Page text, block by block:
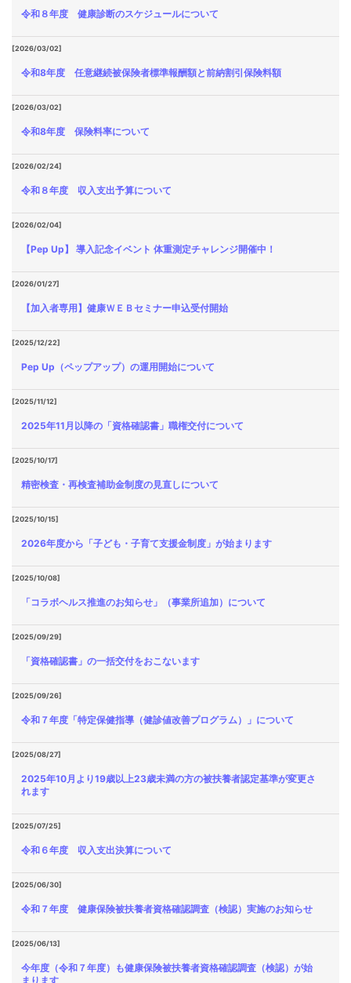
令和８年度 健康診断のスケジュールについて
[2026/03/02]
令和8年度 任意継続被保険者標準報酬額と前納割引保険料額
[2026/03/02]
令和8年度 保険料率について
[2026/02/24]
令和８年度 収入支出予算について
[2026/02/04]
【Pep Up】 導入記念イベント 体重測定チャレンジ開催中！
[2026/01/27]
【加入者専用】健康ＷＥＢセミナー申込受付開始
[2025/12/22]
Pep Up（ペップアップ）の運用開始について
[2025/11/12]
2025年11月以降の「資格確認書」職権交付について
[2025/10/17]
精密検査・再検査補助金制度の見直しについて
[2025/10/15]
2026年度から「子ども・子育て支援金制度」が始まります
[2025/10/08]
「コラボヘルス推進のお知らせ」（事業所追加）について
[2025/09/29]
「資格確認書」の一括交付をおこないます
[2025/09/26]
令和７年度「特定保健指導（健診値改善プログラム）」について
[2025/08/27]
2025年10月より19歳以上23歳未満の方の被扶養者認定基準が変更さ
れます
[2025/07/25]
令和６年度 収入支出決算について
[2025/06/30]
令和７年度 健康保険被扶養者資格確認調査（検認）実施のお知らせ
[2025/06/13]
今年度（令和７年度）も健康保険被扶養者資格確認調査（検認）が始
まります